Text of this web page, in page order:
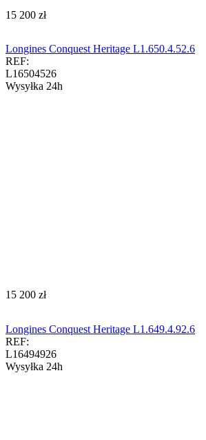
‍15 200‍ zł
Longines Conquest Heritage L1.650.4.52.6
REF:
L16504526
Wysyłka 24h
‍15 200‍ zł
Longines Conquest Heritage L1.649.4.92.6
REF:
L16494926
Wysyłka 24h